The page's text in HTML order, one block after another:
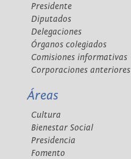
Presidente
Diputados
Delegaciones
Órganos colegiados
Comisiones informativas
Corporaciones anteriores
Áreas
Cultura
Bienestar Social
Presidencia
Fomento